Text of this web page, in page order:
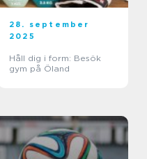
28. september
2025
Håll dig i form: Besök
gym på Öland